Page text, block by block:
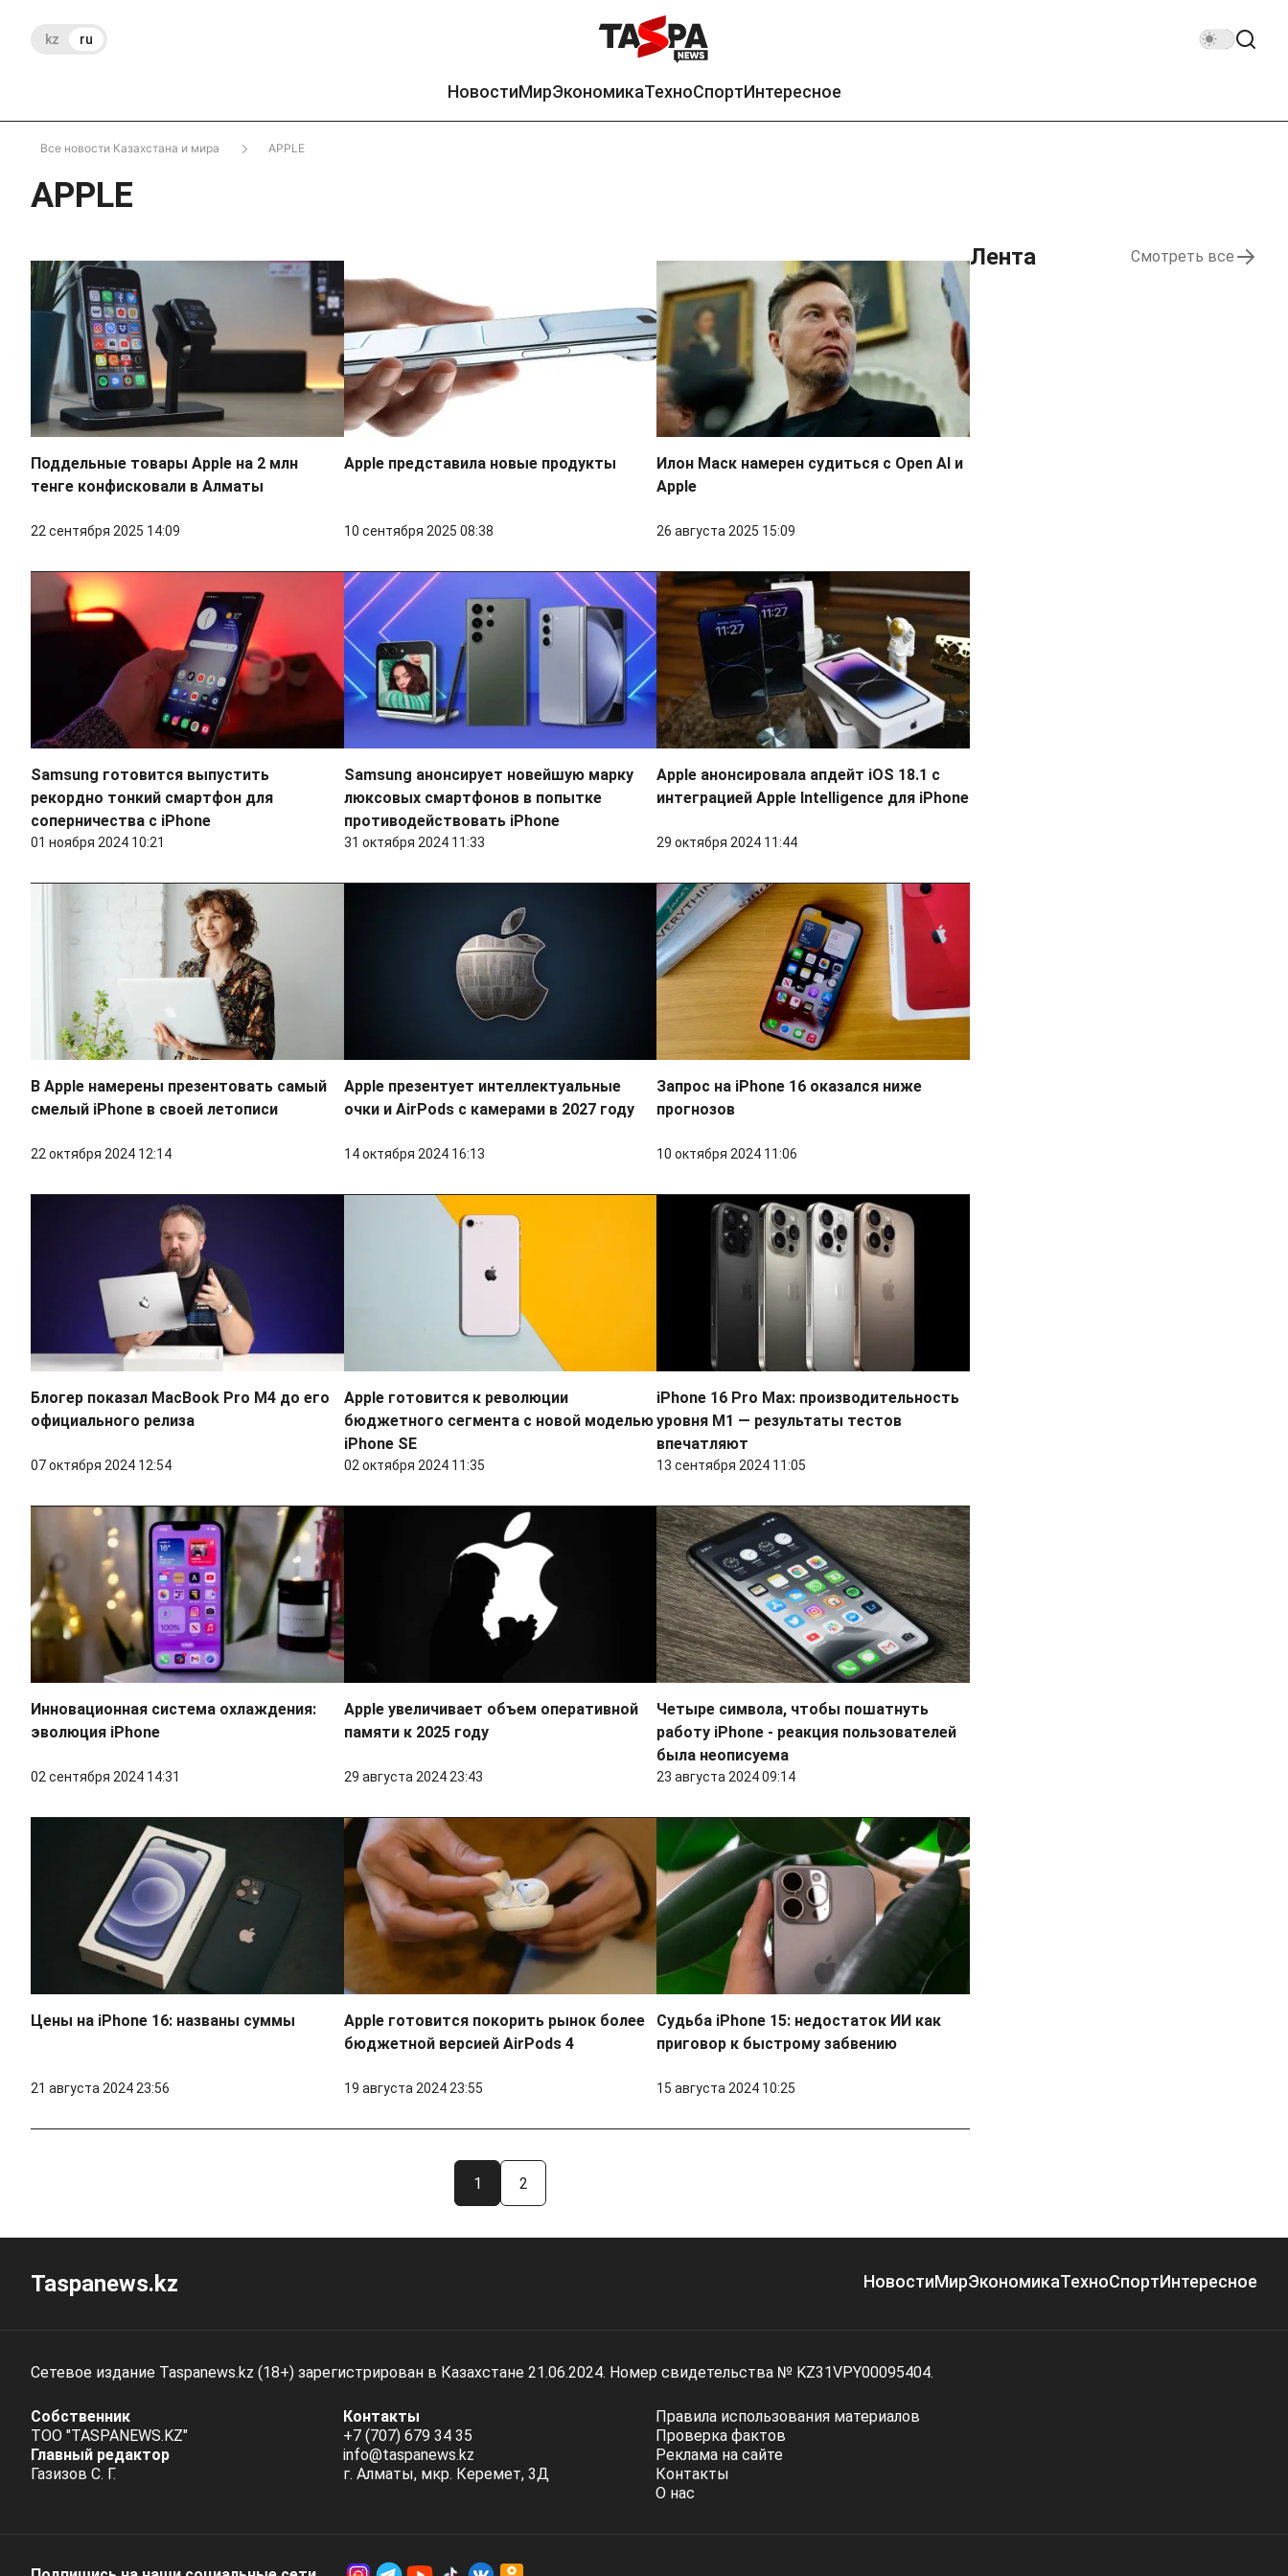
kz ru
НовостиМирЭкономикаТехноСпортИнтересное
Все новости Казахстана и мира APPLE
APPLE
Поддельные товары Apple на 2 млн
тенге конфисковали в Алматы
22 сентября 2025 14:09
Apple представила новые продукты
10 сентября 2025 08:38
Илон Маск намерен судиться с Open AI и
Apple
26 августа 2025 15:09
Samsung готовится выпустить
рекордно тонкий смартфон для
соперничества с iPhone
01 ноября 2024 10:21
Samsung анонсирует новейшую марку
люксовых смартфонов в попытке
противодействовать iPhone
31 октября 2024 11:33
Apple анонсировала апдейт iOS 18.1 с
интеграцией Apple Intelligence для iPhone
29 октября 2024 11:44
В Apple намерены презентовать самый
смелый iPhone в своей летописи
22 октября 2024 12:14
Apple презентует интеллектуальные
очки и AirPods с камерами в 2027 году
14 октября 2024 16:13
Запрос на iPhone 16 оказался ниже
прогнозов
10 октября 2024 11:06
Блогер показал MacBook Pro M4 до его
официального релиза
07 октября 2024 12:54
Apple готовится к революции
бюджетного сегмента с новой моделью
iPhone SE
02 октября 2024 11:35
iPhone 16 Pro Max: производительность
уровня M1 — результаты тестов
впечатляют
13 сентября 2024 11:05
Инновационная система охлаждения:
эволюция iPhone
02 сентября 2024 14:31
Apple увеличивает объем оперативной
памяти к 2025 году
29 августа 2024 23:43
Четыре символа, чтобы пошатнуть
работу iPhone - реакция пользователей
была неописуема
23 августа 2024 09:14
Цены на iPhone 16: названы суммы
21 августа 2024 23:56
Apple готовится покорить рынок более
бюджетной версией AirPods 4
19 августа 2024 23:55
Судьба iPhone 15: недостаток ИИ как
приговор к быстрому забвению
15 августа 2024 10:25
1 2
Лента Смотреть все
Taspanews.kz НовостиМирЭкономикаТехноСпортИнтересное
Сетевое издание Taspanews.kz (18+) зарегистрирован в Казахстане 21.06.2024. Номер свидетельства № KZ31VPY00095404.
Собственник
ТОО "TASPANEWS.KZ"
Главный редактор
Газизов С. Г.
Контакты
+7 (707) 679 34 35
info@taspanews.kz
г. Алматы, мкр. Керемет, 3Д
Правила использования материалов
Проверка фактов
Реклама на сайте
Контакты
О нас